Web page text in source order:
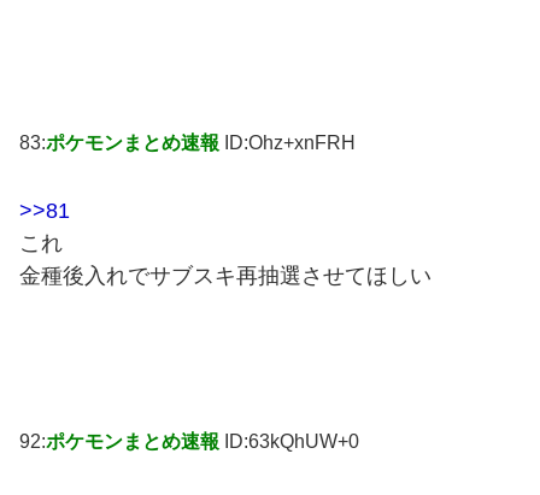
83:ポケモンまとめ速報 ID:Ohz+xnFRH
>>81
これ
金種後入れでサブスキ再抽選させてほしい
92:ポケモンまとめ速報 ID:63kQhUW+0